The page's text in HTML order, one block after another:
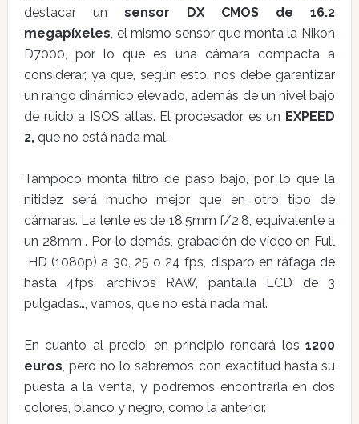
destacar un sensor DX CMOS de 16.2
megapíxeles, el mismo sensor que monta la Nikon
D7000, por lo que es una cámara compacta a
considerar, ya que, según esto, nos debe garantizar
un rango dinámico elevado, además de un nivel bajo
de ruido a ISOS altas. El procesador es un EXPEED
2,que no está nada mal.
Tampoco monta filtro de paso bajo, por lo que la
nitidez será mucho mejor que en otro tipo de
cámaras. La lente es de 18.5mm f/2.8, equivalente a
un 28mm . Por lo demás, grabación de vídeo en Full
HD (1080p) a 30, 25 o 24 fps, disparo en ráfaga de
hasta 4fps, archivos RAW, pantalla LCD de 3
pulgadas…, vamos, que no está nada mal.
En cuanto al precio, en principio rondará los1200
euros, pero no lo sabremos con exactitud hasta su
puesta a la venta, y podremos encontrarla en dos
colores, blanco y negro, como la anterior.